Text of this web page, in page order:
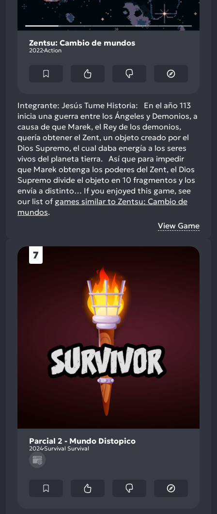
Zentsu: Cambio de mundos
2022 Action
Integrante: Jesús Tume Historia: En el año 113
inicia una guerra entre los Ángeles y Demonios, a
causa de que Marek, el Rey de los demonios,
quería obtener el Zent, un objeto creado por el
Dios Supremo, el cual daba energía a los seres
vivos del planeta tierra. Así que para impedir
que Marek obtenga los poderes del Zent, el Dios
Supremo divide el objeto en 10 fragmentos y los
envía a distinto… If you enjoyed this game, see
our list of games similar to Zentsu: Cambio de
mundos.
View Game
7
Parcial 2 - Mundo Distopico
2024 Survival Survival